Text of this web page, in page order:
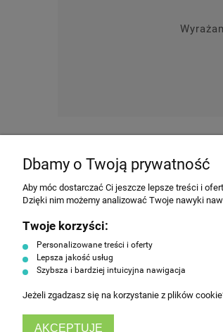
O
INFORMACJE
Producenci
Polityka prywatności
Koszty dostawy
Tabela rozmiarów ubrań
HorecaEurope
Dbamy o Twoją prywatność
Aby móc dostarczać Ci jeszcze lepsze treści i
Dzięki nim możemy analizować Twoje nawyki
Twoje korzyści:
Personalizowane treści i oferty
Lepsza jakość usług
Szybsza i bardziej intuicyjna nawigacja
Jeżeli zgadzasz się na korzystanie z plików
AKCEPTUJĘ